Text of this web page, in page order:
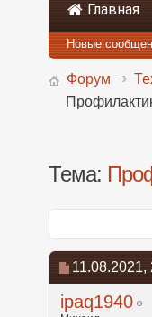
Главная
Новые
Форум
Тема:
11.08.2021,
ipaq1940